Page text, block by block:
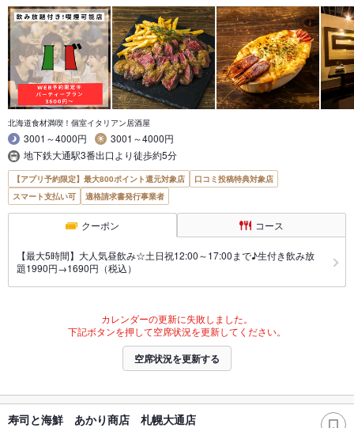
北海道食材満喫！個室イタリアン居酒屋
3001～4000円
3001～4000円
地下鉄大通駅3番出口より徒歩約5分
【アプリ予約限定】最大800ポイント還元対象店
口コミ投稿特典対象店
スマート支払い可
適格請求書発行事業者
クーポン コース
【最大5時間】大人気昼飲み☆土日祝12:00～17:00まで♪生付き飲み放
題1990円→1690円（税込）
カレンダーの更新に失敗しました。
下記ボタンを押して空席状況を更新してください。
空席状況を更新する
寿司と海鮮 あかり商店 札幌大通店